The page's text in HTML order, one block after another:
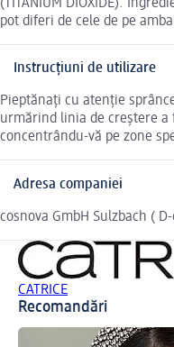
(TITANIUM DIOXIDE).
pot diferi de cele de pe
Instrucțiuni de utilizare
Pieptănați cu atenție
urmărind linia de creștere
concentrându-vă pe zone
Adresa companiei
cosnova GmbH Sulzbach (
CATRICE
Recomandări